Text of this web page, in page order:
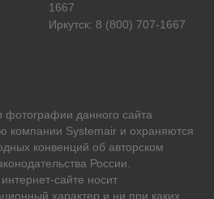
1667
Иркутск: 8 (800) 707-1667
данного сайта
компании Systemair и охраняются
конвенций об авторском
России.
сайте носит
характер и ни при каких